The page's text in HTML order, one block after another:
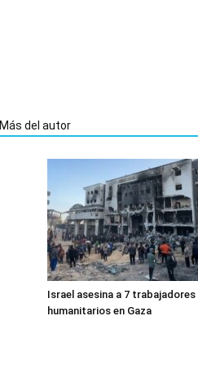
Más del autor
Israel asesina a 7 trabajadores
humanitarios en Gaza